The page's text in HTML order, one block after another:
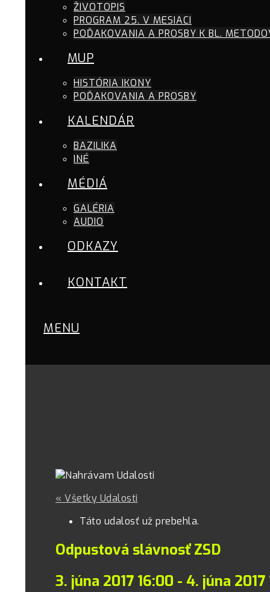
ŽIVOTOPIS
PROGRAM 25. V MESIACI
POĎAKOVANIA A PROSBY K BL.
MUP
HISTÓRIA IKONY
POĎAKOVANIA A PROSBY
KALENDÁR
BAZILIKA
INÉ
MÉDIÁ
GALÉRIA
AUDIO
ODKAZY
KONTAKT
MENU
« Všetky Udalosti
Táto udalosť už prebehla.
Odpustová slávnosť ZSD
3. júna 2017 16:00 - 4. júna 2017